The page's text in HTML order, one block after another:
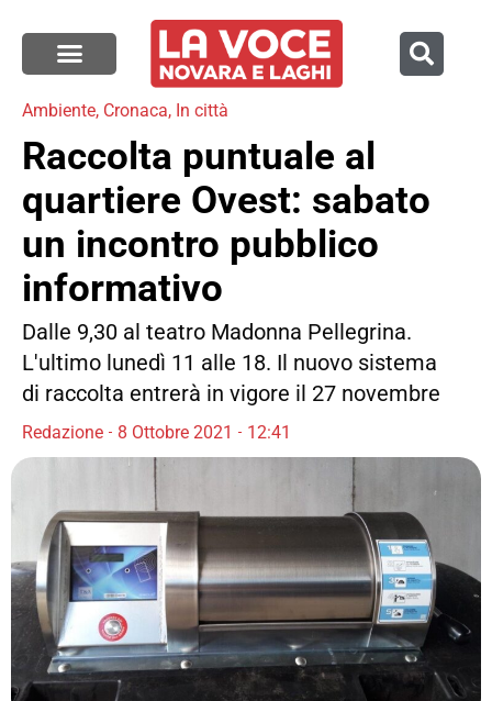
Ambiente, Cronaca, In città
Raccolta puntuale al
quartiere Ovest: sabato
un incontro pubblico
informativo
Dalle 9,30 al teatro Madonna Pellegrina.
L'ultimo lunedì 11 alle 18. Il nuovo sistema
di raccolta entrerà in vigore il 27 novembre
Redazione 8 Ottobre 2021 12:41